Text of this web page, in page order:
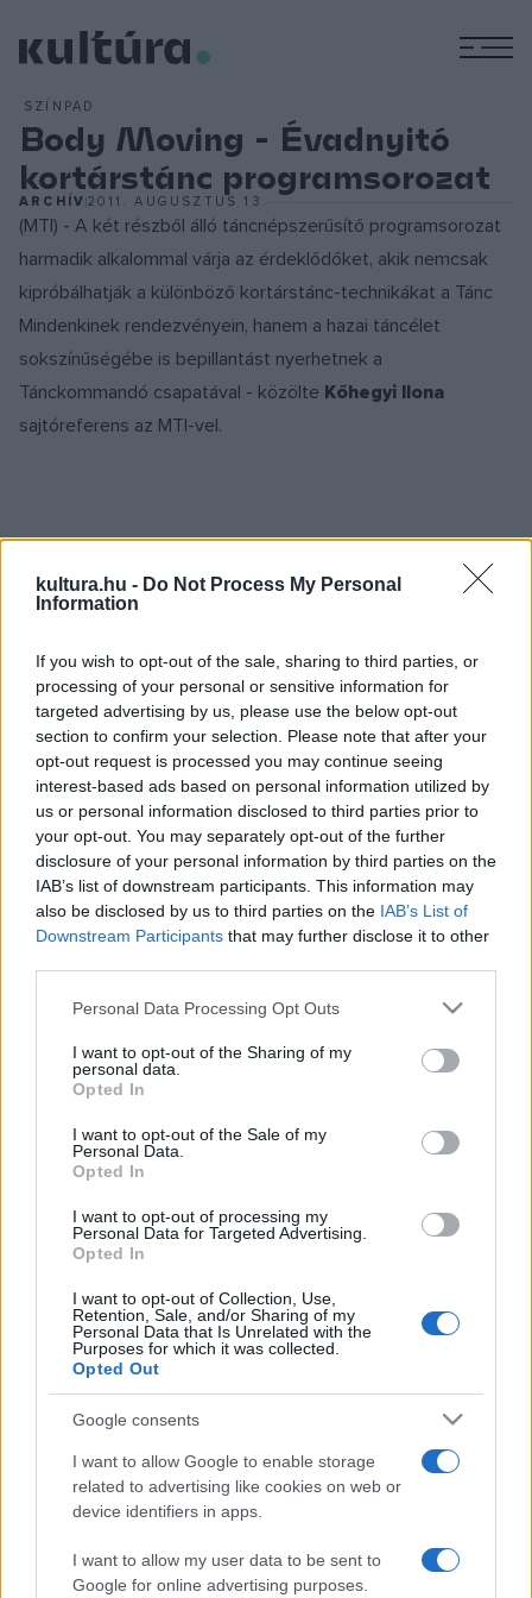
kultura.hu - Do Not Process My Personal
Information
If you wish to opt-out of the sale, sharing to third parties, or
processing of your personal or sensitive information for
targeted advertising by us, please use the below opt-out
section to confirm your selection. Please note that after your
opt-out request is processed you may continue seeing
interest-based ads based on personal information utilized by
us or personal information disclosed to third parties prior to
your opt-out. You may separately opt-out of the further
disclosure of your personal information by third parties on the
IAB’s list of downstream participants. This information may
also be disclosed by us to third parties on the IAB’s List of
Downstream Participants that may further disclose it to other
Please note that this website/app uses one or more Google
not limited to your visit or usage behaviour. You may click to
grant or deny consent to Google and its third-party tags to
use your data for below specified purposes in below Google
consent section.
Personal Data Processing Opt Outs
I want to opt-out of the Sharing of my
personal data.
Opted In
I want to opt-out of the Sale of my
Personal Data.
Opted In
I want to opt-out of processing my
Personal Data for Targeted Advertising.
Opted In
I want to opt-out of Collection, Use,
Retention, Sale, and/or Sharing of my
Personal Data that Is Unrelated with the
Purposes for which it was collected.
Opted Out
Google consents
I want to allow Google to enable storage
related to advertising like cookies on web or
device identifiers in apps.
I want to allow my user data to be sent to
Google for online advertising purposes.
SZÍNPAD
Body Moving - Évadnyitó
kortárstánc programsorozat
ARCHÍV2011. AUGUSZTUS 13.
(MTI) - A két részből álló táncnépszerűsítő programsorozat
harmadik alkalommal várja az érdeklődőket, akik nemcsak
kipróbálhatják a különböző kortárstánc-technikákat a Tánc
Mindenkinek rendezvényein, hanem a hazai táncélet
sokszínűségébe is bepillantást nyerhetnek a
Tánckommandó csapatával - közölte Kőhegyi Ilona
sajtóreferens az MTI-vel.
A Tánc Mindenkinek ünnepi hangulatban, augusztus 20-án
alkalommal, két augusztusi hétvégén - augusztus 20-21-én
és 27-28-án - próbálhatják ki az érdeklődők a különböző
modern- és kortárs-tánctechnikákat, valamint a
kortárstáncot inspiráló más mozgásformákat, például a jógát
és a tajcsit (tai chi).Újdonság, hogy az idei órarendet
"családbarát" szempontból állították össze a szervezők. A
korábbi évek tapasztalatai azt mutatták, hogy a fiatalabb és
az idősebb korosztályok is szívesen csatlakoznak az
órákhoz, ezért a Tánc Mindenkinek első órája elsősorban
órák következnek, amelyekbe korra való tekintet nélkül
bárki becsatlakozhat.
Ezt követően a már megszokott módon a kortárs és
modern technikák - például Limón, Horton - kerülnek
ráhangoló - hip-hop, funky - órával zárul minden alkalommal a
program. A táncórákon túl a Body Moving ismét ízelítőt ad a
hazai táncélet sokszínűségéből és igyekszik a
Tánckommandó keretében születő köztéri akciók révén a
kortárstáncot egy szélesebb közönséghez eljuttatni. A
Tánckommandó elnevezésű rendezvényt augusztus 24-én,
25-én és 26-án tartják, délután öt és hét órakor. Az
esemény az idén megújult formában és koncepcióval valósul
meg: ezúttal három társulat - a Bloom!, a Hodworks és a
Tünet Együttes - vállalkozik közös köztéri táncprodukció
létrehozására. A rendhagyó "sétaszínházi" előadás
dramaturgja Ardai Petra, a holland Space társulat alapító